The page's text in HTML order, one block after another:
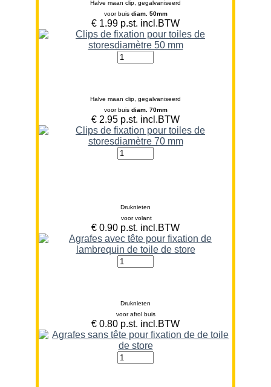
Halve maan clip, gegalvaniseerd
voor buis diam. 50mm
€ 1.99 p.st. incl.BTW
Halve maan clip, gegalvaniseerd
voor buis diam. 70mm
€ 2.95 p.st. incl.BTW
Druknieten
voor volant
€ 0.90 p.st. incl.BTW
Druknieten
voor afrol buis
€ 0.80 p.st. incl.BTW